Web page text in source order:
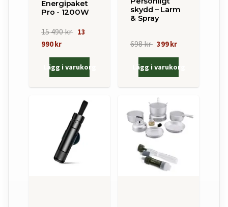
Energipaket
Pro - 1200W
15 490 kr 13
990 kr
Lägg i varukorg
skydd – Larm
& Spray
698 kr 399 kr
Lägg i varukorg